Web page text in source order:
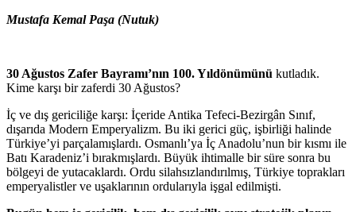
Mustafa Kemal Paşa (Nutuk)
30 Ağustos Zafer Bayramı’nın 100. Yıldönümünü kutladık.
Kime karşı bir zaferdi 30 Ağustos?
İç ve dış gericiliğe karşı: İçeride Antika Tefeci-Bezirgân Sınıf,
dışarıda Modern Emperyalizm. Bu iki gerici güç, işbirliği halinde
Türkiye’yi parçalamışlardı. Osmanlı’ya İç Anadolu’nun bir kısmı ile
Batı Karadeniz’i bırakmışlardı. Büyük ihtimalle bir süre sonra bu
bölgeyi de yutacaklardı. Ordu silahsızlandırılmış, Türkiye toprakları
emperyalistler ve uşaklarının ordularıyla işgal edilmişti.